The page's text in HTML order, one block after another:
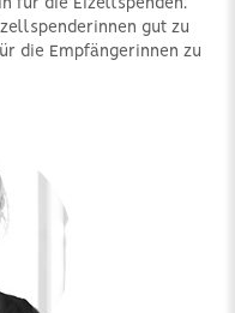
für die Eizellspenden.
gut zu
die Empfängerinnen zu